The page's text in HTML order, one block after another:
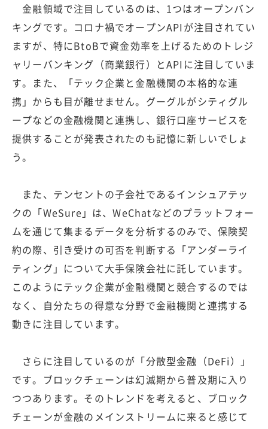
金融領域で注目しているのは、1つはオープンバン
キングです。コロナ禍でオープンAPIが注目されてい
ますが、特にBtoBで資金効率を上げるためのトレジ
ャリーバンキング（商業銀行）とAPIに注目していま
す。また、「テック企業と金融機関の本格的な連
携」からも目が離せません。グーグルがシティグル
ープなどの金融機関と連携し、銀行口座サービスを
提供することが発表されたのも記憶に新しいでしょ
う。
また、テンセントの子会社であるインシュアテッ
クの「WeSure」は、WeChatなどのプラットフォー
ムを通じて集まるデータを分析するのみで、保険契
約の際、引き受けの可否を判断する「アンダーライ
ティング」について大手保険会社に託しています。
このようにテック企業が金融機関と競合するのでは
なく、自分たちの得意な分野で金融機関と連携する
動きに注目しています。
さらに注目しているのが「分散型金融（DeFi）」
です。ブロックチェーンは幻滅期から普及期に入り
つつあります。そのトレンドを考えると、ブロック
チェーンが金融のメインストリームに来ると感じて